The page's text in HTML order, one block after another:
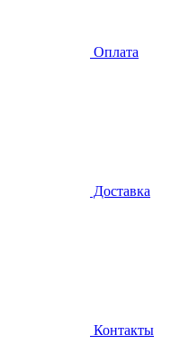
Оплата
Доставка
Контакты